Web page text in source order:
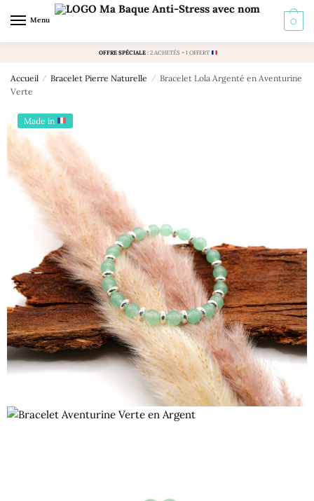
navigation
content
Menu 0
OFFRE SPÉCIALE:2 ACHETÉS = 1 OFFERT
Accueil / Bracelet Pierre Naturelle / Bracelet Lola Argenté en Aventurine
Verte
Made in